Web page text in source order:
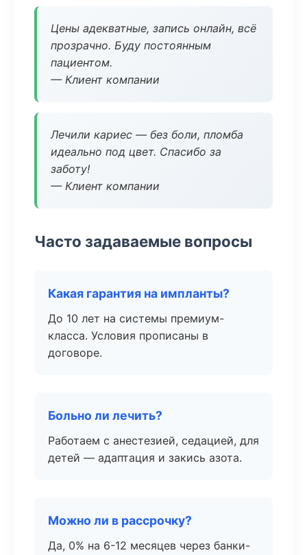
Цены адекватные, запись онлайн, всё
прозрачно. Буду постоянным
пациентом.
— Клиент компании
Лечили кариес — без боли, пломба
идеально под цвет. Спасибо за
заботу!
— Клиент компании
Часто задаваемые вопросы
Какая гарантия на импланты?
До 10 лет на системы премиум-
класса. Условия прописаны в
договоре.
Больно ли лечить?
Работаем с анестезией, седацией, для
детей — адаптация и закись азота.
Можно ли в рассрочку?
Да, 0% на 6-12 месяцев через банки-